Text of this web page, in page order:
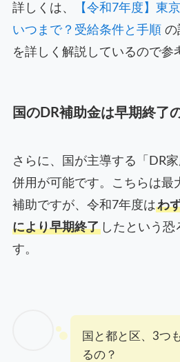
詳しくは、
【令和7年度】東
いつまで？受給条件と手順 の
を詳しく解説しているので参
国のDR補助金は早期終了
さらに、国が主導する「DR
併用が可能です。こちらは最
補助ですが、令和7年度はわ
により早期終了したという恐
す。
国と都と区、3つ
るの？